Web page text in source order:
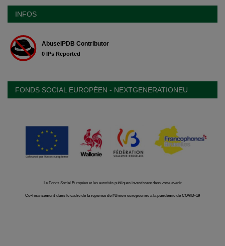
INFOS
FONDS SOCIAL EUROPÉEN - NEXTGENERATIONEU
Le Fonds Social Européen et les autorités publiques investissent dans votre avenir
Co-financement dans le cadre de la réponse de l'Union européenne à la pandémie de COVID-19